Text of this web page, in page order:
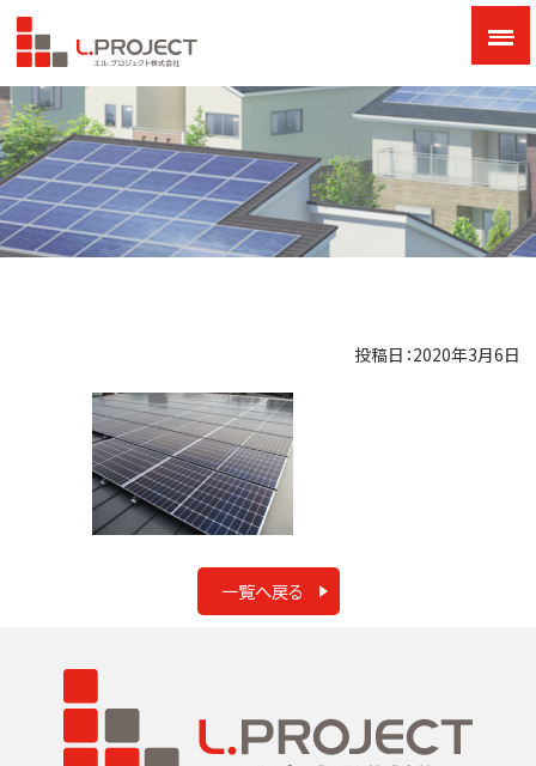
投稿日：2020年3月6日
一覧へ戻る